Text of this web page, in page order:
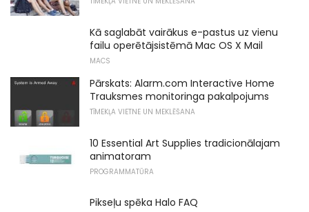
Kā saglabāt vairākus e-pastus uz vienu
failu operētājsistēmā Mac OS X Mail
MACS
Pārskats: Alarm.com Interactive Home
Trauksmes monitoringa pakalpojums
TĪMEKĻA VIETNE UN MEKLĒŠANA
10 Essential Art Supplies tradicionālajam
animatoram
PROGRAMMATŪRA
Pikseļu spēka Halo FAQ